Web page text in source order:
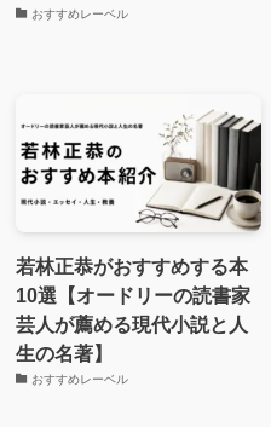
おすすめレーベル
若林正恭がおすすめする本
10選【オードリーの読書家
芸人が薦める現代小説と人
生の名著】
おすすめレーベル